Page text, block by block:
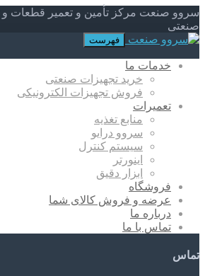
سروو صنعت مرکز تأمین و تعمیر قطعات و
صنعتی
فهرست
خدمات ما
خرید تجهیزات صنعتی
فروش تجهیزات الکترونیکی
تعمیرات
منابع تغذیه
سروو درایو
سیستم کنترل
اینورتر
ابزار دقیق
فروشگاه
عرضه و فروش کالای شما
درباره ما
تماس با ما
تماس